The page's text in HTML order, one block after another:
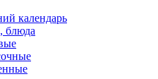
календарь
блюда